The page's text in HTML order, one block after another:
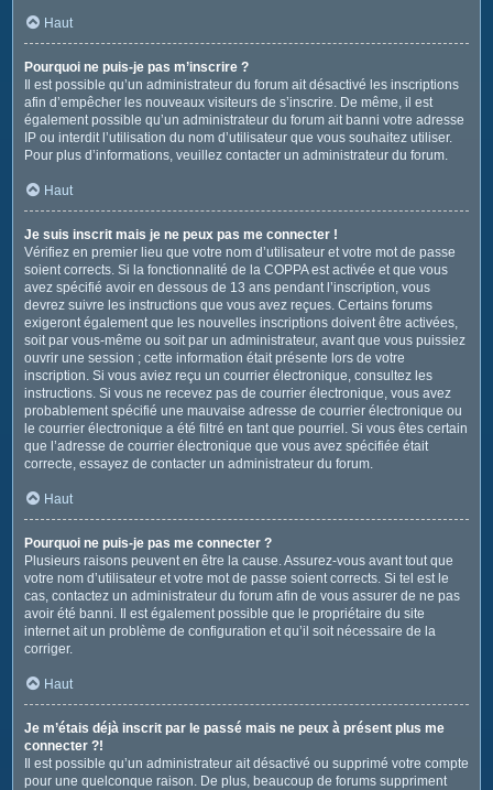
Haut
Pourquoi ne puis-je pas m’inscrire ?
Il est possible qu’un administrateur du forum ait désactivé les inscriptions
afin d’empêcher les nouveaux visiteurs de s’inscrire. De même, il est
également possible qu’un administrateur du forum ait banni votre adresse
IP ou interdit l’utilisation du nom d’utilisateur que vous souhaitez utiliser.
Pour plus d’informations, veuillez contacter un administrateur du forum.
Haut
Je suis inscrit mais je ne peux pas me connecter !
Vérifiez en premier lieu que votre nom d’utilisateur et votre mot de passe
soient corrects. Si la fonctionnalité de la COPPA est activée et que vous
avez spécifié avoir en dessous de 13 ans pendant l’inscription, vous
devrez suivre les instructions que vous avez reçues. Certains forums
exigeront également que les nouvelles inscriptions doivent être activées,
soit par vous-même ou soit par un administrateur, avant que vous puissiez
ouvrir une session ; cette information était présente lors de votre
inscription. Si vous aviez reçu un courrier électronique, consultez les
instructions. Si vous ne recevez pas de courrier électronique, vous avez
probablement spécifié une mauvaise adresse de courrier électronique ou
le courrier électronique a été filtré en tant que pourriel. Si vous êtes certain
que l’adresse de courrier électronique que vous avez spécifiée était
correcte, essayez de contacter un administrateur du forum.
Haut
Pourquoi ne puis-je pas me connecter ?
Plusieurs raisons peuvent en être la cause. Assurez-vous avant tout que
votre nom d’utilisateur et votre mot de passe soient corrects. Si tel est le
cas, contactez un administrateur du forum afin de vous assurer de ne pas
avoir été banni. Il est également possible que le propriétaire du site
internet ait un problème de configuration et qu’il soit nécessaire de la
corriger.
Haut
Je m’étais déjà inscrit par le passé mais ne peux à présent plus me
connecter ?!
Il est possible qu’un administrateur ait désactivé ou supprimé votre compte
pour une quelconque raison. De plus, beaucoup de forums suppriment